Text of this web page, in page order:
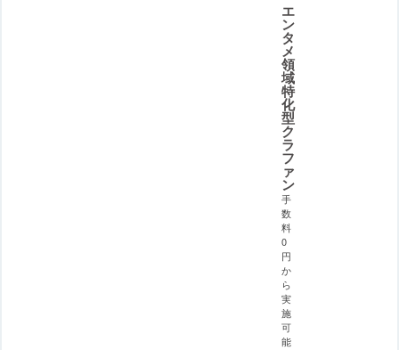
エ
ン
タ
メ
領
域
特
化
型
ク
ラ
フ
ァ
ン
手
数
料
0
円
か
ら
実
施
可
能